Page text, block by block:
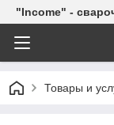
"Income" -
Товары и